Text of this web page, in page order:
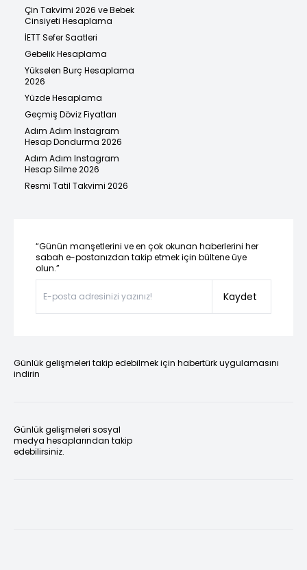
Çin Takvimi 2026 ve Bebek
Cinsiyeti Hesaplama
İETT Sefer Saatleri
Gebelik Hesaplama
Yükselen Burç Hesaplama
2026
Yüzde Hesaplama
Geçmiş Döviz Fiyatları
Adım Adım Instagram
Hesap Dondurma 2026
Adım Adım Instagram
Hesap Silme 2026
Resmi Tatil Takvimi 2026
“Günün manşetlerini ve en çok okunan haberlerini her
sabah e-postanızdan takip etmek için bültene üye
olun.”
Kaydet
Günlük gelişmeleri takip edebilmek için habertürk uygulamasını
indirin
Günlük gelişmeleri sosyal
medya hesaplarından takip
edebilirsiniz.